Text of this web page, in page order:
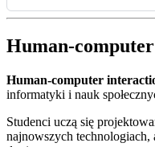
Human-
Human-computer
informatyki i nauk
Studenci uczą się
najnowszych technologiach,